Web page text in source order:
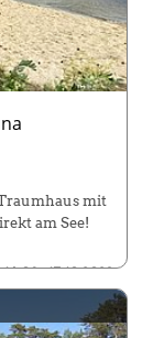
mit
am See!
15.10.2023